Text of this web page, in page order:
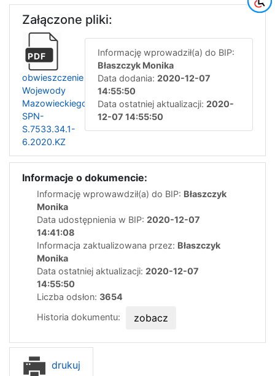
Załączone pliki:
PDF
obwieszczenie
Wojewody
Mazowieckiego
SPN-
S.7533.34.1-
6.2020.KZ
Informację wprowadził(a) do BIP:
Błaszczyk Monika
Data dodania: 2020-12-07
14:55:50
Data ostatniej aktualizacji: 2020-
12-07 14:55:50
Informacje o dokumencie:
Informację wprowawdził(a) do BIP: Błaszczyk
Monika
Data udostępnienia w BIP: 2020-12-07
14:41:08
Informacja zaktualizowana przez: Błaszczyk
Monika
Data ostatniej aktualizacji: 2020-12-07
14:55:50
Liczba odsłon: 3654
Historia dokumentu:
zobacz
drukuj